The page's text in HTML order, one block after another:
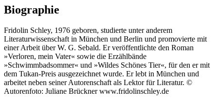
Biographie
Fridolin Schley, 1976 geboren, studierte unter anderem
Literaturwissenschaft in München und Berlin und promovierte mit
einer Arbeit über W. G. Sebald. Er veröffentlichte den Roman
»Verloren, mein Vater« sowie die Erzählbände
»Schwimmbadsommer« und »Wildes Schönes Tier«, für den er mit
dem Tukan-Preis ausgezeichnet wurde. Er lebt in München und
arbeitet neben seiner Autorenschaft als Lektor für Literatur. ©
Autorenfoto: Juliane Brückner www.fridolinschley.de